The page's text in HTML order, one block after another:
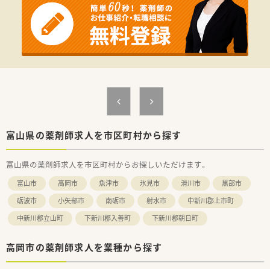
富山県の薬剤師求人を市区町村から探す
富山県の薬剤師求人を市区町村からお探しいただけます。
富山市 高岡市 魚津市 氷見市 滑川市
黒部市
砺波市
小矢部市 南砺市 射水市
中新川郡上市町
中新川郡立山町
下新川郡入善町 下新川郡朝日町
高岡市の薬剤師求人を業種から探す